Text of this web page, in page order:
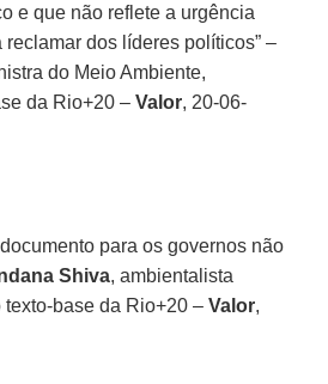
e que não reflete a urgência
dos líderes políticos” –
do Meio Ambiente,
da Rio+20 –Valor, 20-06-
para os governos não
Shiva, ambientalista
texto-base da Rio+20 –Valor,